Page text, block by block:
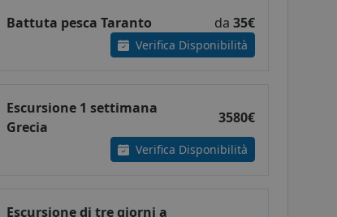
Battuta pesca Taranto da 35€
Verifica Disponibilità
Escursione 1 settimana
Grecia
3580€
Verifica Disponibilità
Escursione di tre giorni a